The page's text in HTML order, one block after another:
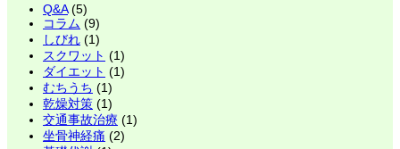
Q&A(5)
コラム (9)
しびれ (1)
スクワット (1)
ダイエット (1)
むちうち (1)
乾燥対策 (1)
交通事故治療 (1)
坐骨神経痛 (2)